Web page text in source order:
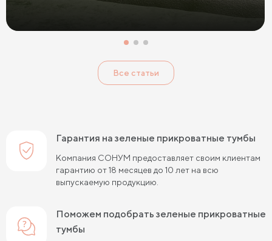
Красные прикроватные тумбы
Тумбы Кашемир Тумбы Лофт
Тумбы с 1 ящиком
Все статьи
Гарантия на зеленые прикроватные тумбы
Компания СОНУМ предоставляет своим клиентам
гарантию от 18 месяцев до 10 лет на всю
выпускаемую продукцию.
Поможем подобрать зеленые прикроватные
тумбы